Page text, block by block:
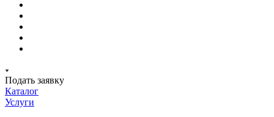
Подать заявку
Каталог
Услуги